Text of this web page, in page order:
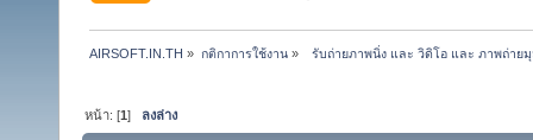
AIRSOFT.IN.TH » กติกาการใช้งาน»
รับถ่ายภาพนิ่ง และ วิดิโอ และ ภาพถ่ายมุ
หน้า: [1] ลงล่าง